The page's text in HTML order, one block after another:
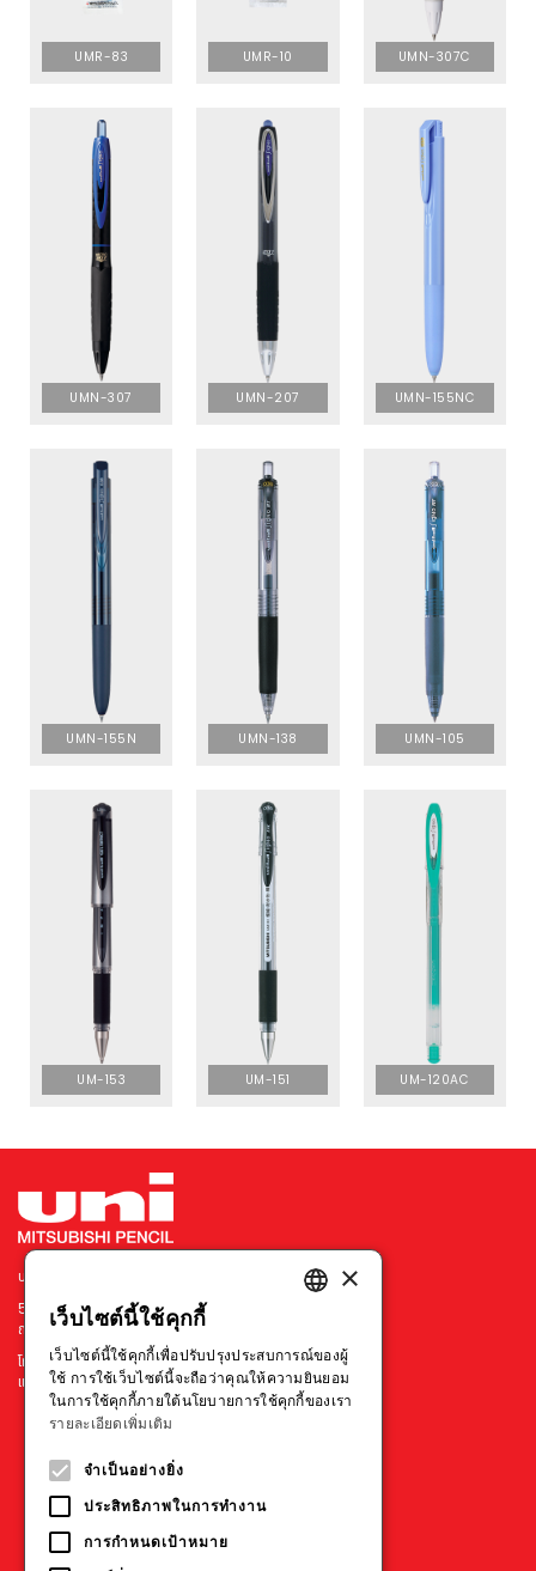
UMR-83 UMR-10 UMN-307C
UMN-307 UMN-207 UMN-155NC
UMN-155N UMN-138 UMN-105
UM-153 UM-151 UM-120AC
บริษัท มิตซูบิชิ เพนซิล ประเทศไทย จำกัด
540 อาคารเมอร์คิวรี่ ทาวเวอร์ ชั้น 7 ยูนิต 702
ถนนเพลินจิต แขวงลุมพินี เขตปทุมวัน กรุงเทพฯ 10330
โทร : +66 211 79314-5
แฟกซ์ : +66 211 73595
THAI
VIETNAMESE
×
เว็บไซต์นี้ใช้คุกกี้
เว็บไซต์นี้ใช้คุกกี้เพื่อปรับปรุงประสบการณ์ของผู้
ใช้ การใช้เว็บไซต์นี้จะถือว่าคุณให้ความยินยอม
ในการใช้คุกกี้ภายใต้นโยบายการใช้คุกกี้ของเรา
รายละเอียดเพิ่มเติม
จำเป็นอย่างยิ่ง
ประสิทธิภาพในการทำงาน
การกำหนดเป้าหมาย